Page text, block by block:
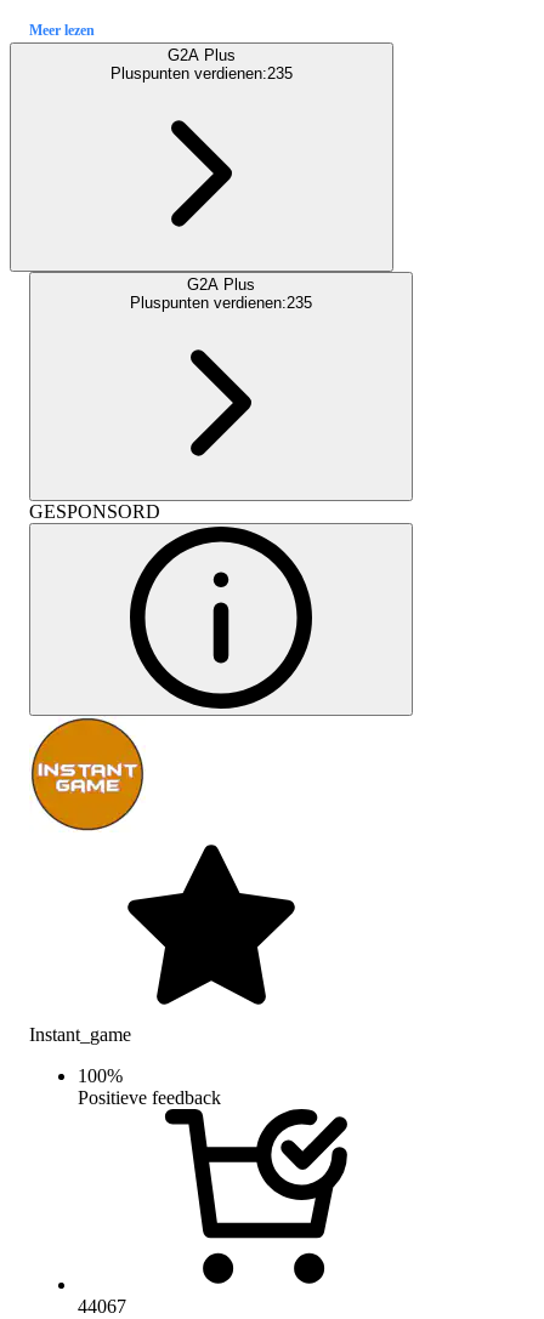
Meer lezen
G2A Plus
Pluspunten verdienen:235
G2A Plus
Pluspunten verdienen:235
GESPONSORD
Instant_game
100%
Positieve feedback
44067